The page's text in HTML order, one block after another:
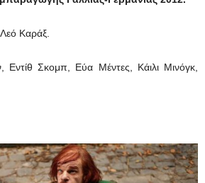
Λεό Καράξ.
Εντίθ Σκομπ, Εύα Μέντες, Κάιλι Μινόγκ,